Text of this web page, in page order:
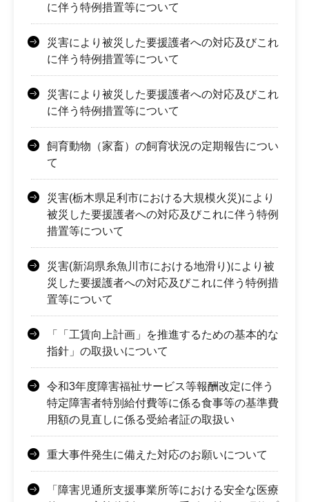
に伴う特例措置等について
災害により被災した要援護者への対応及びこれ
に伴う特例措置等について
災害により被災した要援護者への対応及びこれ
に伴う特例措置等について
飼育動物（家畜）の飼育状況の定期報告につい
て
災害(栃木県足利市における大規模火災)により
被災した要援護者への対応及びこれに伴う特例
措置等について
災害(新潟県糸魚川市における地滑り)により被
災した要援護者への対応及びこれに伴う特例措
置等について
「「工賃向上計画」を推進するための基本的な
指針」の取扱いについて
令和3年度障害福祉サービス等報酬改定に伴う
特定障害者特別給付費等に係る食事等の基準費
用額の見直しに係る受給者証の取扱い
重大事件発生に備えた対応のお願いについて
「障害児通所支援事業所等における安全な医療